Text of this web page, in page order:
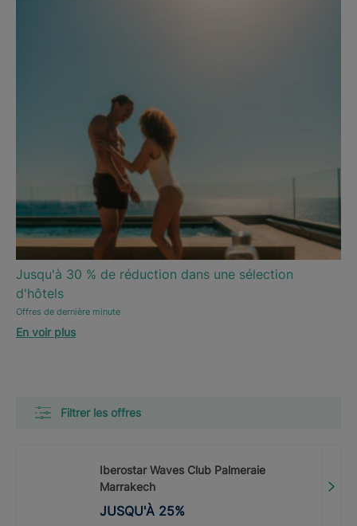
Jusqu'à 30 % de réduction dans une sélection
d'hôtels
Offres de dernière minute
En voir plus
Filtrer les offres
Iberostar Waves Club Palmeraie
Marrakech
JUSQU'À 25%